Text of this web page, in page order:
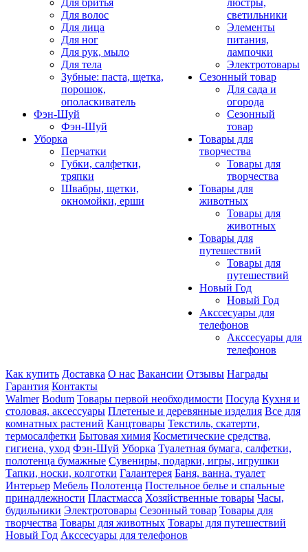
Для бритья
Для волос
Для лица
Для ног
Для рук, мыло
Для тела
Зубные: паста, щетка,
порошок,
ополаскиватель
Фэн-Шуй
Фэн-Шуй
Уборка
Перчатки
Губки, салфетки,
тряпки
Швабры, щетки,
окномойки, ерши
люстры,
светильники
Элементы
питания,
лампочки
Электротовары
Сезонный товар
Для сада и
огорода
Сезонный
товар
Товары для
творчества
Товары для
творчества
Товары для
животных
Товары для
животных
Товары для
путешествий
Товары для
путешествий
Новый Год
Новый Год
Акссесуары для
телефонов
Акссесуары для
телефонов
Как купить Доставка О нас Вакансии Отзывы Награды
Гарантия Контакты
Walmer Bodum Товары первой необходимости Посуда Кухня и
столовая, аксессуары Плетеные и деревянные изделия Все для
комнатных растений Канцтовары Текстиль, скатерти,
термосалфетки Бытовая химия Косметические средства,
гигиена, уход Фэн-Шуй Уборка Туалетная бумага, салфетки,
полотенца бумажные Сувениры, подарки, игры, игрушки
Тапки, носки, колготки Галантерея Баня, ванна, туалет
Интерьер Мебель Полотенца Постельное белье и спальные
принадлежности Пластмасса Хозяйственные товары Часы,
будильники Электротовары Сезонный товар Товары для
творчества Товары для животных Товары для путешествий
Новый Год Акссесуары для телефонов